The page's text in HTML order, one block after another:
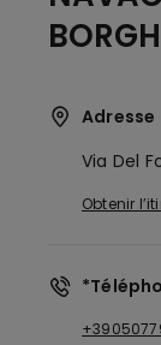
Adresse
Via Del
Obtenir